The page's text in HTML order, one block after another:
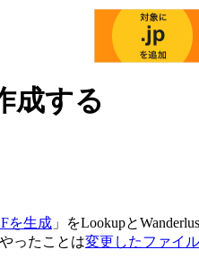
成する
を生成 」をLookupと
ったことは変更したファイル